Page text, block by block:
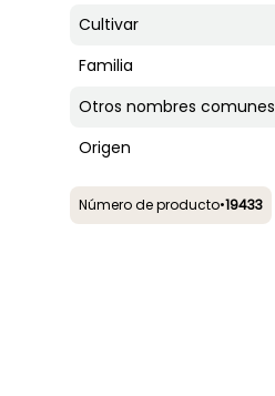
Cultivar
Familia
Otros nombres comunes
Origen
Número de producto•19433